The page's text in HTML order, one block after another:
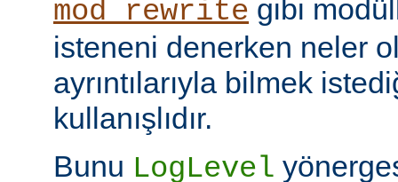
mod_rewrite gibi
isteneni denerken neler
ayrıntılarıyla bilmek
kullanışlıdır.
Bunu LogLevel